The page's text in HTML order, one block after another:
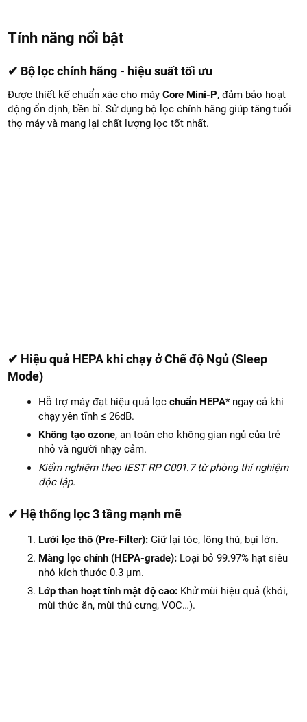
Tính năng nổi bật
✔ Bộ lọc chính hãng - hiệu suất tối ưu
Được thiết kế chuẩn xác cho máyCore Mini-P, đảm bảo hoạt
động ổn định, bền bỉ. Sử dụng bộ lọc chính hãng giúp tăng tuổi
thọ máy và mang lại chất lượng lọc tốt nhất.
✔ Hiệu quả HEPA khi chạy ở Chế độ Ngủ (Sleep
Mode)
Hỗ trợ máy đạt hiệu quả lọcchuẩn HEPA* ngay cả khi
chạy yên tĩnh ≤ 26dB.
Không tạo ozone, an toàn cho không gian ngủ của trẻ
nhỏ và người nhạy cảm.
Kiểm nghiệm theo IEST RP C001.7 từ phòng thí nghiệm
độc lập.
✔ Hệ thống lọc 3 tầng mạnh mẽ
Lưới lọc thô (Pre-Filter): Giữ lại tóc, lông thú, bụi lớn.
Màng lọc chính (HEPA-grade): Loại bỏ 99.97% hạt siêu
nhỏ kích thước 0.3 µm.
Lớp than hoạt tính mật độ cao: Khử mùi hiệu quả (khói,
mùi thức ăn, mùi thú cưng, VOC…).